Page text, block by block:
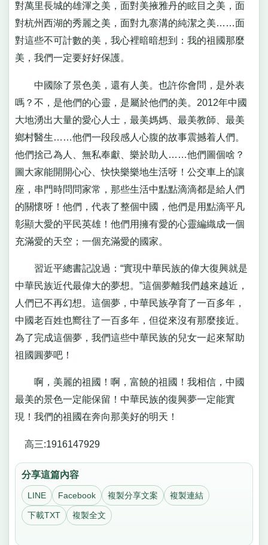
對萬里長城的雄渾之美，面對美掖雅丹的眩目之美，面
對杭州西湖的秀麗之美，面對九寨溝的純潔之美……面
對這些不可計數的美，我心裡暗暗想到：我的祖國那麼
美，我們一定要好好保護。
中國除了景色美，還有人美。也許你會問，是外表
嗎？不，是他們的心靈，是屬於他們的美。2012年中國
大地湧出大量的愛心人士，最美媽媽、最美教師、最美
鄉村醫生……他們一段段感人心腹的故事震撼着人們。
他們捨己為人、無私奉獻、樂於助人……他們圖個啥？
圖大家能開開心心、快快樂樂地生活呀！公交車上的讓
座，串門時問問家常，那些生活中點點滴滴都是給人們
的關懷呀！他們，代表了整個中國，他們是用點滴平凡
彰顯大愛的平民英雄！他們用擁有愛的心靈編織成一個
充滿愛的天空；一個充滿愛的國家。
習近平總書記說過：“實現中華民族的偉大復興就是
中華民族近代最偉大的夢想。”這個夢離我們越來越近，
人們已不再幻想。這個夢，中華民族孕育了一百多年，
中國老百姓也嚮往了一百多年，但從來沒有那麼接近。
為了完成這個夢，我們這些中華民族的兒女一起來幫助
祖國圓夢吧！
啊，美麗的祖國！啊，富饒的祖國！我相信，中國
最美的景色一定能保留！中華民族的復興夢一定能實
現！我們的祖國在奔向那美好的明天！
高三:1916147929
分享這篇內容
LINE Facebook 複製分享文案 複製連結
下載TXT 複製全文